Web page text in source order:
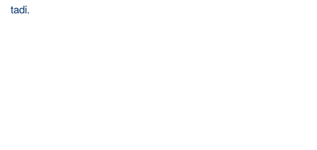
tadi.